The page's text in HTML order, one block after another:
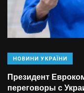
НОВИНИ УКРАЇНИ
Президент
переговоры с